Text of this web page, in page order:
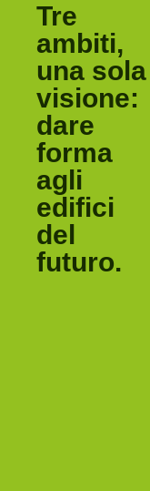
Tre
ambiti,
una sola
visione:
dare
forma
agli
edifici
del
futuro.